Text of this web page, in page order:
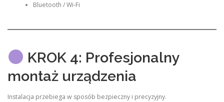
Bluetooth / Wi-Fi
KROK 4: Profesjonalny
montaż urządzenia
Instalacja przebiega w sposób bezpieczny i precyzyjny.